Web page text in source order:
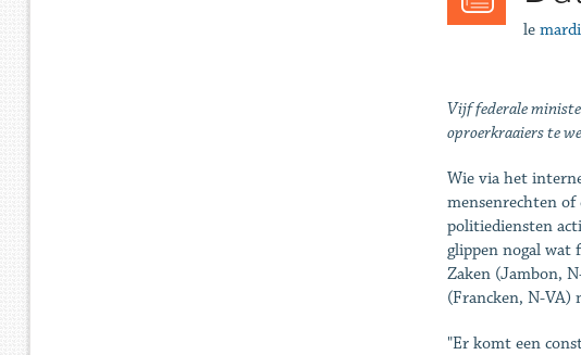
le
Vijf federale
oproerkraaiers te
Wie via het
mensenrechten of
politiediensten
glippen nogal wat
Zaken (Jambon,
(Francken, N-VA)
"Er komt een